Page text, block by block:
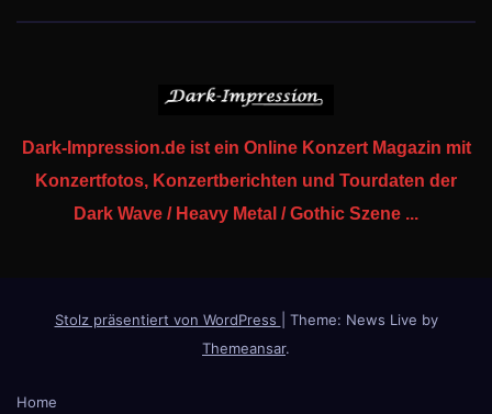
Dark-Impression.de ist ein Online Konzert Magazin mit
Konzertfotos, Konzertberichten und Tourdaten der
Dark Wave / Heavy Metal / Gothic Szene ...
Stolz präsentiert von WordPress
Theme: News Live by
Themeansar.
Home